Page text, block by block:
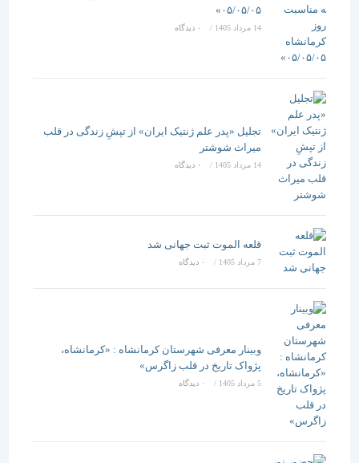
۰۵/۰۵/۰۵»
/ ۰ دیدگاه
تجلیل «پدر علم ژنتیک ایران» از تپشِ زندگی در قلب
میراث شوشتر
14 مرداد 1405 / ۰ دیدگاه
قلعه الموت ثبت جهانی شد
/ ۰ دیدگاه
وبینار معرفی شهرستان کرمانشاه : «کرمانشاه،
پژواک تاریخ در قلب زاگرس»
5 مرداد 1405 / ۰ دیدگاه